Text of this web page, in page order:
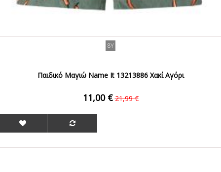
8Y
Παιδικό Μαγιώ Name It 13213886 Χακί Αγόρι
11,00 € 21,99 €